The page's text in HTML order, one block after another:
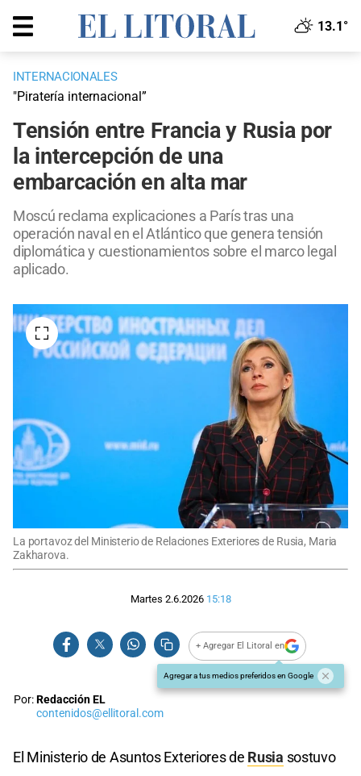
13.1°
INTERNACIONALES
"Piratería internacional”
Tensión entre Francia y Rusia por
la intercepción de una
embarcación en alta mar
Moscú reclama explicaciones a París tras una
operación naval en el Atlántico que genera tensión
diplomática y cuestionamientos sobre el marco legal
aplicado.
La portavoz del Ministerio de Relaciones Exteriores de Rusia, Maria
Zakharova.
Martes 2.6.2026 15:18
+ Agregar El Litoral en
Agregar a tus medios preferidos en Google
Por:Redacción EL
contenidos@ellitoral.com
El Ministerio de Asuntos Exteriores de Rusia sostuvo